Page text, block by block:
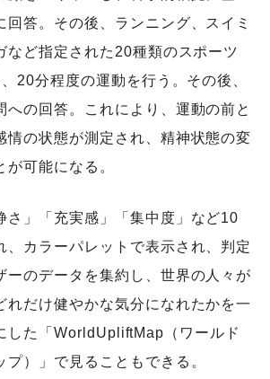
回答。その後、ランニング、スイミ
など指定された20種類のスポーツ
20分程度の運動を行う。その後、
への回答。これにより、運動の前と
情の状態が測定され、精神状態の変
可能になる。
さ」「充実感」「集中度」など10
、カラーパレットで表示され、判定
ーのデータを集約し、世界の人々が
れだけ健やかな気分になれたかを一
した「WorldUpliftMap（ワールド
プ）」で見ることもできる。